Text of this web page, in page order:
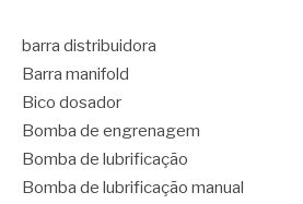
barra distribuidora
Barra manifold
Bico dosador
Bomba de engrenagem
Bomba de lubrificação
Bomba de lubrificação manual